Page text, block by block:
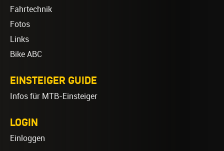
Fahrtechnik
Fotos
Links
Bike ABC
EINSTEIGER GUIDE
Infos für MTB-Einsteiger
LOGIN
Einloggen